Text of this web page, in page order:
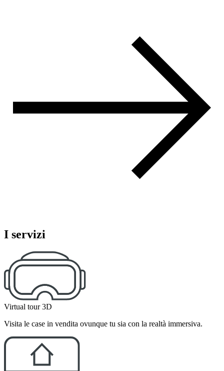
I servizi
Virtual tour 3D
Visita le case in vendita ovunque tu sia con la realtà immersiva.